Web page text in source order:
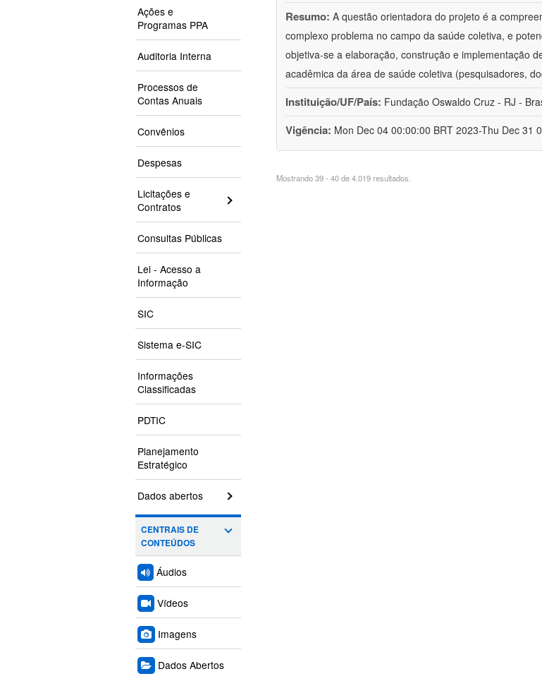
Ações e
Programas PPA
Auditoria Interna
Processos de
Contas Anuais
Convênios
Despesas
Licitações e
Contratos
Consultas Públicas
Lei - Acesso a
Informação
SIC
Sistema e-SIC
Informações
Classificadas
PDTIC
Planejamento
Estratégico
Dados abertos
CENTRAIS DE
CONTEÚDOS
Áudios
Vídeos
Imagens
Dados Abertos
Resumo: A questão orientadora do projeto é a
complexo problema no campo da saúde coletiva, e
objetiva-se a elaboração, construção e implementação
acadêmica da área de saúde coletiva (pesquisadores,
Instituição/UF/País: Fundação Oswaldo Cruz - RJ -
Vigência: Mon Dec 04 00:00:00 BRT 2023-Thu Dec 31
Mostrando 39 - 40 de 4.019 resultados.